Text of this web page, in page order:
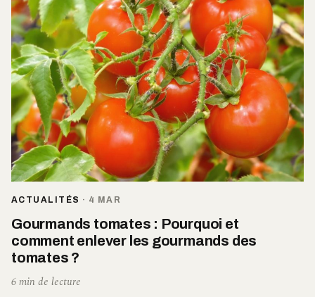
ACTUALITÉS · 4 MAR
Gourmands tomates : Pourquoi et
comment enlever les gourmands des
tomates ?
6 min de lecture